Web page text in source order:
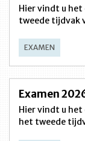
Hier vindt u het
tweede tijdvak
EXAMEN
Examen
Hier vindt u het
het tweede